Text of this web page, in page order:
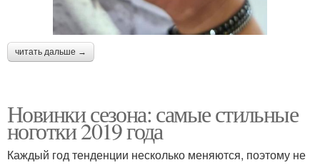
читать дальше →
Новинки сезона: самые стильные
ноготки 2019 года
Каждый год тенденции несколько меняются, поэтому не